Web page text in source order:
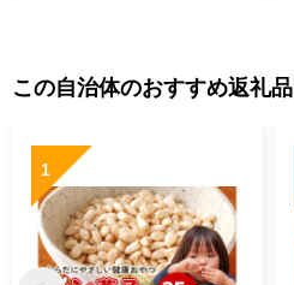
この自治体のおすすめ返礼品
1